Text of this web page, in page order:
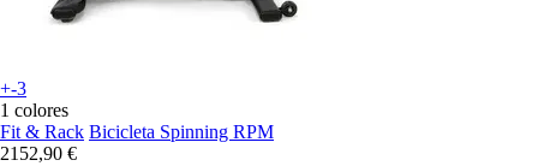
+-3
1 colores
Fit & Rack Bicicleta Spinning RPM
2152,90 €